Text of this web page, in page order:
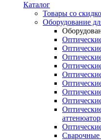
Каталог
Товары со
Оборудование
Сварочные